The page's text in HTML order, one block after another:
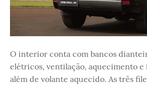
O interior conta com bancos
elétricos, ventilação, aquecimento e
além de volante aquecido. As três